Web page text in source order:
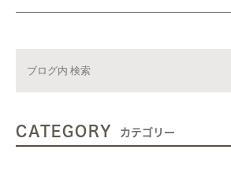
CATEGORY カテゴリー